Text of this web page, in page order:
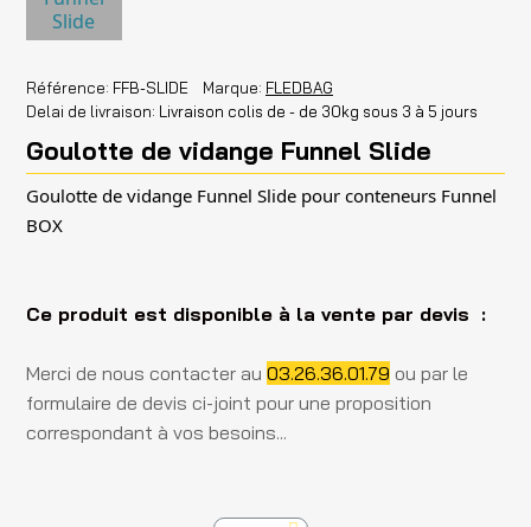
Référence FFB-SLIDE Marque FLEDBAG
Delai de livraison Livraison colis de - de 30kg sous 3 à 5 jours
Goulotte de vidange Funnel Slide
Goulotte de vidange Funnel Slide pour conteneurs Funnel
BOX
Ce produit est disponible à la vente par devis :
Merci de nous contacter au 03.26.36.01.79 ou par le
formulaire de devis ci-joint pour une proposition
correspondant à vos besoins...